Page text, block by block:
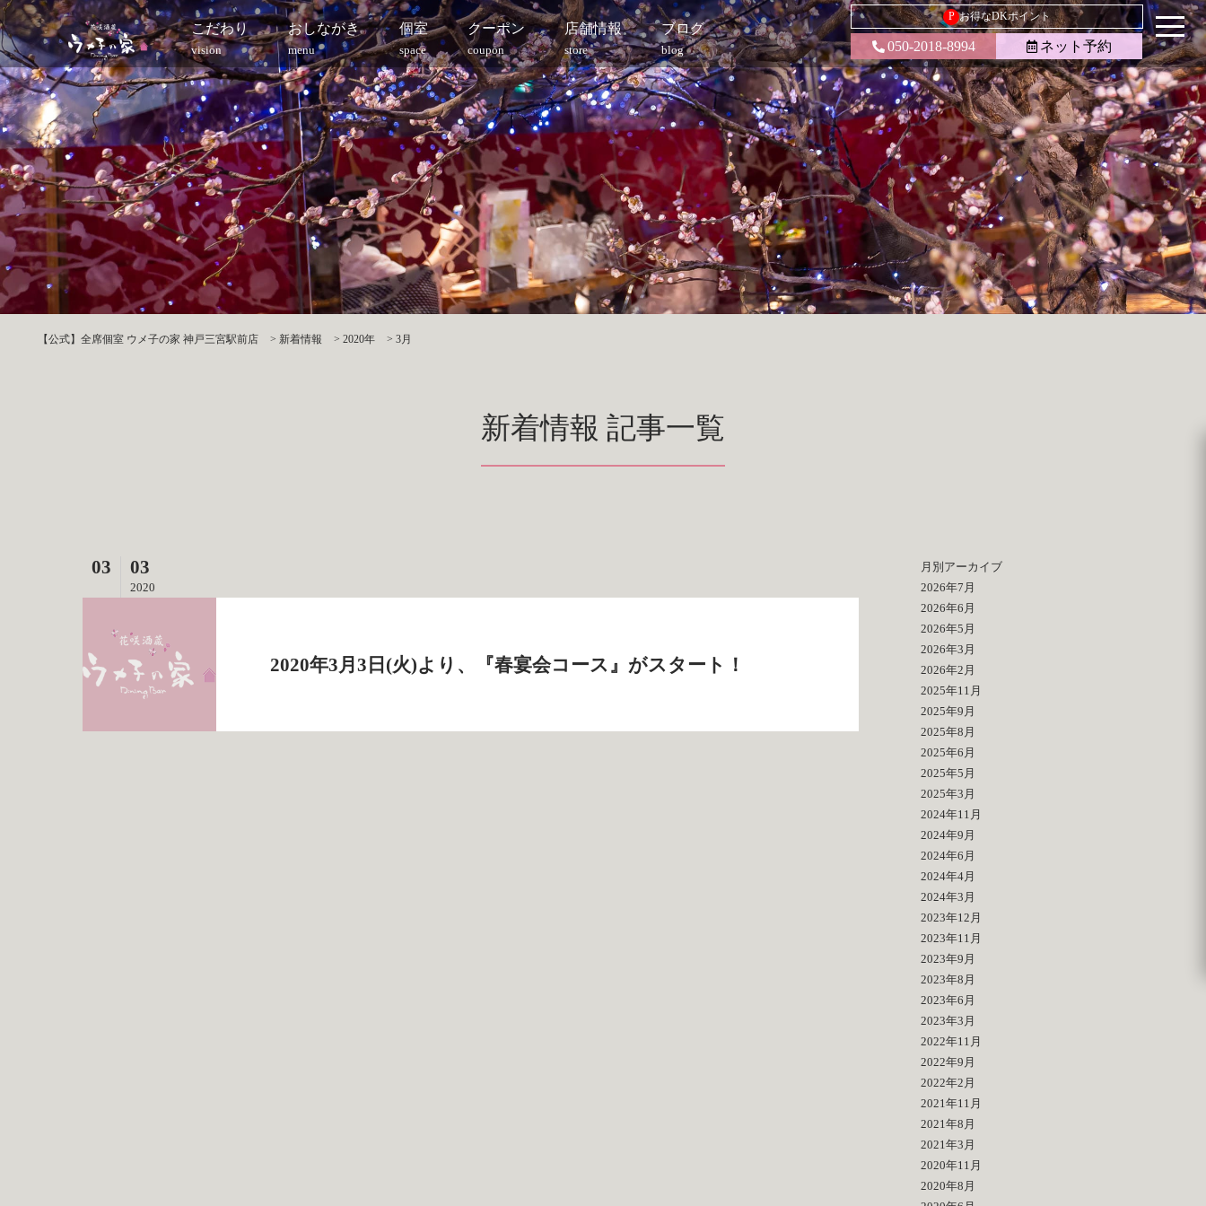
こだわり
vision
おしながき
menu
個室
space
クーポン
coupon
店舗情報
store
ブログ
blog
P お得なDKポイント
050-2018-8994 ネット予約
【公式】全席個室 ウメ子の家 神戸三宮駅前店 > 新着情報 > 2020年 > 3月
新着情報 記事一覧
03 03
2020
2020年3月3日(火)より、『春宴会コース』がスタート！
月別アーカイブ
2026年7月
2026年6月
2026年5月
2026年3月
2026年2月
2025年11月
2025年9月
2025年8月
2025年6月
2025年5月
2025年3月
2024年11月
2024年9月
2024年6月
2024年4月
2024年3月
2023年12月
2023年11月
2023年9月
2023年8月
2023年6月
2023年3月
2022年11月
2022年9月
2022年2月
2021年11月
2021年8月
2021年3月
2020年11月
2020年8月